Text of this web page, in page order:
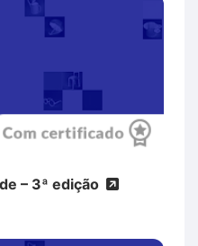
– 3ª edição